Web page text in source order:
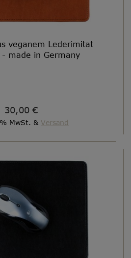
veganem Lederimitat
- made in Germany
30,00 €
MwSt. & Versand